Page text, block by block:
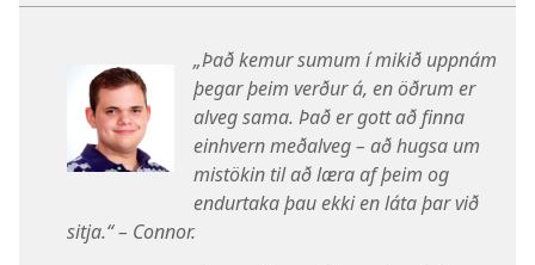
„Það kemur sumum í mikið uppnám
þegar þeim verður á, en öðrum er
alveg sama. Það er gott að finna
einhvern meðalveg – að hugsa um
mistökin til að læra af þeim og
endurtaka þau ekki en láta þar við
sitja.“ – Connor.